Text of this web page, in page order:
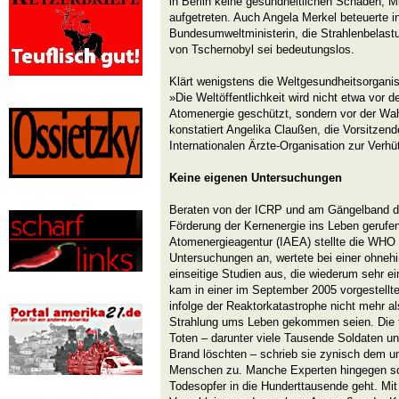
aufgetreten. Auch Angela Merkel beteuerte
Bundesumweltministerin, die
von Tschernobyl sei bedeutungslos.
Klärt wenigstens die
»Die Weltöffentlichkeit wird nicht etwa vor
Atomenergie geschützt, sondern vor der
konstatiert Angelika Claußen, die
Internationalen Ärzte-Organisation zur
Keine eigenen Untersuchungen
Beraten von der ICRP und am Gängelband
Förderung der Kernenergie ins Leben
Atomenergieagentur (IAEA) stellte die
Untersuchungen an, wertete bei einer
einseitige Studien aus, die wiederum sehr
kam in einer im September 2005
infolge der Reaktorkatastrophe nicht mehr
Strahlung ums Leben gekommen seien.
Toten – darunter viele Tausende Soldaten
Brand löschten – schrieb sie zynisch dem
Menschen zu. Manche Experten hingegen
Todesopfer in die Hunderttausende geht.